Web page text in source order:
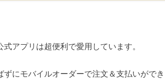
式アプリは超便利で愛用しています。
ずにモバイルオーダーで注文＆支払いがで